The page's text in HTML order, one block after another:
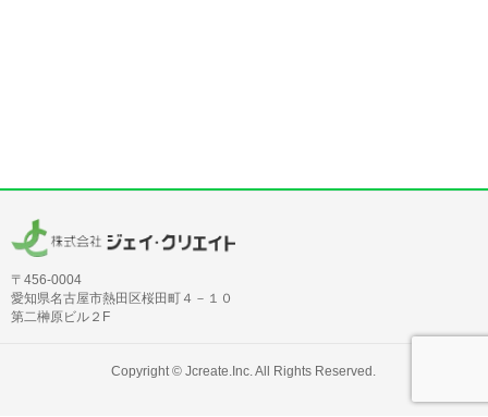
〒456-0004
愛知県名古屋市熱田区桜田町４－１０
第二榊原ビル２F
Copyright ©Jcreate.Inc.All Rights Reserved.